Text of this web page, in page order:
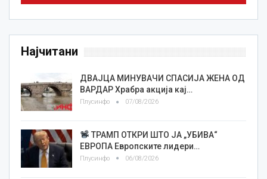
Најчитани
ДВАЈЦА МИНУВАЧИ СПАСИЈА ЖЕНА ОД
ВАРДАР Храбра акција кај…
Плусинфо 07/08/2026
ТРАМП ОТКРИ ШТО ЈА „УБИВА“
ЕВРОПА Европските лидери…
Плусинфо 06/08/2026